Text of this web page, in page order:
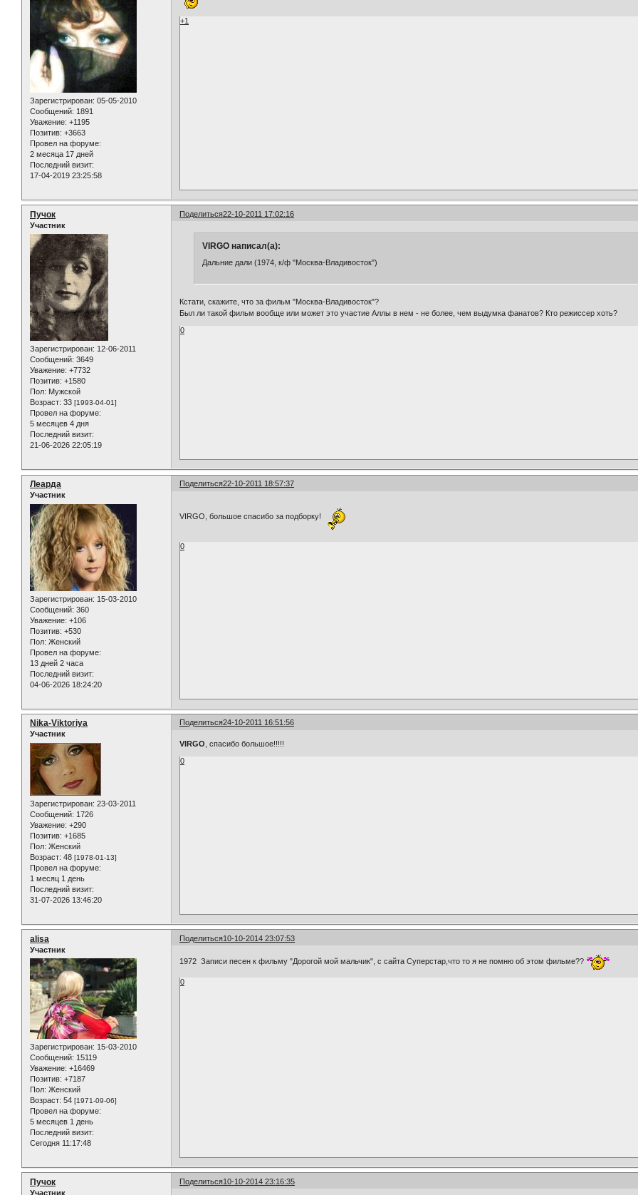
Зарегистрирован: 05-05-2010
Сообщений: 1891
Уважение: +1195
Позитив: +3663
Провел на форуме:
2 месяца 17 дней
Последний визит:
17-04-2019 23:25:58
+1
Поделиться22-10-2011 17:02:16
Пучок
Участник
Зарегистрирован: 12-06-2011
Сообщений: 3649
Уважение: +7732
Позитив: +1580
Пол: Мужской
Возраст: 33 [1993-04-01]
Провел на форуме:
5 месяцев 4 дня
Последний визит:
21-06-2026 22:05:19
VIRGO написал(а):
Дальние дали (1974, к/ф "Москва-Владивосток")
Кстати, скажите, что за фильм "Москва-Владивосток"?
Был ли такой фильм вообще или может это участие Аллы в нем - не более, чем выдумка фанатов? Кто режиссер хоть?
0
Поделиться22-10-2011 18:57:37
Леарда
Участник
Зарегистрирован: 15-03-2010
Сообщений: 360
Уважение: +106
Позитив: +530
Пол: Женский
Провел на форуме:
13 дней 2 часа
Последний визит:
04-06-2026 18:24:20
VIRGO, большое спасибо за подборку!
0
Поделиться24-10-2011 16:51:56
Nika-Viktoriya
Участник
Зарегистрирован: 23-03-2011
Сообщений: 1726
Уважение: +290
Позитив: +1685
Пол: Женский
Возраст: 48 [1978-01-13]
Провел на форуме:
1 месяц 1 день
Последний визит:
31-07-2026 13:46:20
VIRGO , cпасибо большое!!!!!
0
Поделиться10-10-2014 23:07:53
alisa
Участник
Зарегистрирован: 15-03-2010
Сообщений: 15119
Уважение: +16469
Позитив: +7187
Пол: Женский
Возраст: 54 [1971-09-06]
Провел на форуме:
5 месяцев 1 день
Последний визит:
Сегодня 11:17:48
1972 Записи песен к фильму "Дорогой мой мальчик", с сайта Суперстар,что то я не помню об этом фильме??
0
Поделиться10-10-2014 23:16:35
Пучок
Участник